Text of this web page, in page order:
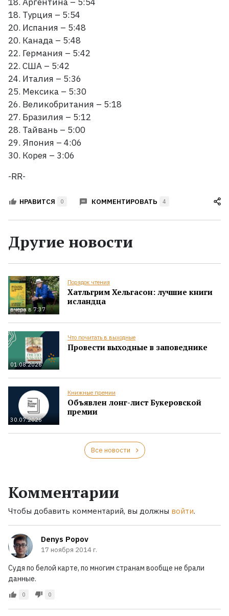
18. Турция – 5:54
20. Испания – 5:48
20. Канада – 5:48
22. Германия – 5:42
22. США – 5:42
24. Италия – 5:36
25. Мексика – 5:30
26. Великобритания – 5:18
27. Бразилия – 5:12
28. Тайвань – 5:00
29. Япония – 4:06
30. Корея – 3:06
-RR-
НРАВИТСЯ 0 КОММЕНТИРОВАТЬ 4
Другие новости
вчера в 7:37
Порядок чтения
Хатльгрим Хельгасон: лучшие книги
исландца
01.08.2026
Что почитать в выходные
Провести выходные в заповеднике
30.07.2026
Книжные премии
Объявлен лонг-лист Букеровской
премии
Все новости
Комментарии
Чтобы добавить комментарий, вы должны войти.
Denys Popov
17 ноября 2014 г.
Судя по белой карте, по многим странам вообще не брали
данные.
0 0